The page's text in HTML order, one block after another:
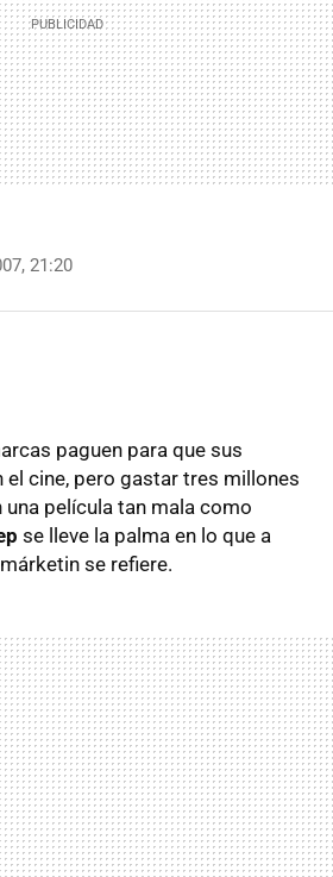
21:20
paguen para que sus
cine, pero gastar tres millones
película tan mala como
se lleve la palma en lo que a
se refiere.